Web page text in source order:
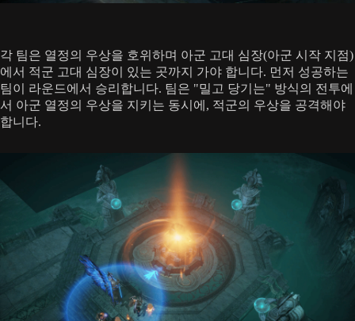
각 팀은 열정의 우상을 호위하며 아군 고대 심장(아군 시작 지점)
에서 적군 고대 심장이 있는 곳까지 가야 합니다. 먼저 성공하는
팀이 라운드에서 승리합니다. 팀은 "밀고 당기는" 방식의 전투에
서 아군 열정의 우상을 지키는 동시에, 적군의 우상을 공격해야
합니다.